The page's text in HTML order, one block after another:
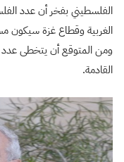
الفلسطيني بفخر أن عدد
ومن المتوقع أن يتخطى عدد
القادمة.